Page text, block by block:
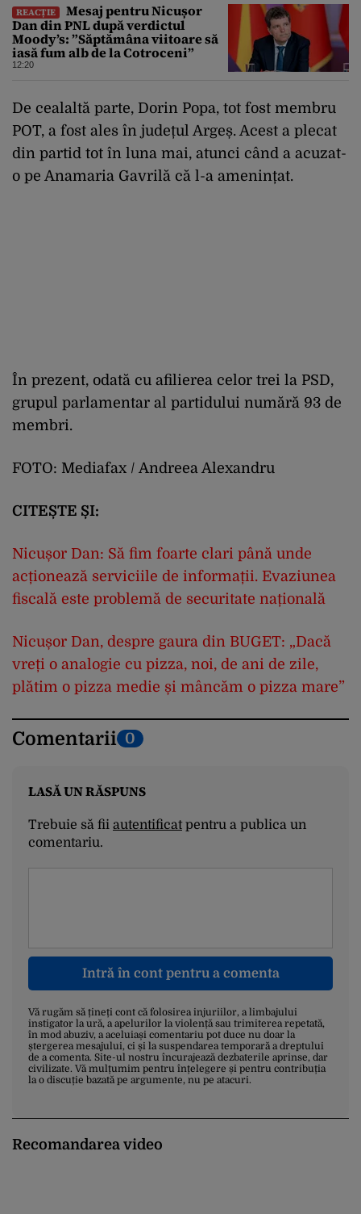
REACȚIE
Mesaj pentru Nicușor
Dan din PNL după verdictul
Moody’s: ”Săptămâna viitoare să
iasă fum alb de la Cotroceni”
12:20
De cealaltă parte, Dorin Popa, tot fost membru
POT, a fost ales în județul Argeș. Acest a plecat
din partid tot în luna mai, atunci când a acuzat-
o pe Anamaria Gavrilă că l-a amenințat.
În prezent, odată cu afilierea celor trei la PSD,
grupul parlamentar al partidului numără 93 de
membri.
FOTO: Mediafax / Andreea Alexandru
CITEȘTE ȘI:
Nicușor Dan: Să fim foarte clari până unde
acționează serviciile de informații. Evaziunea
fiscală este problemă de securitate națională
Nicușor Dan, despre gaura din BUGET: „Dacă
vreți o analogie cu pizza, noi, de ani de zile,
plătim o pizza medie și mâncăm o pizza mare”
Comentarii 0
LASĂ UN RĂSPUNS
Trebuie să fii autentificatpentru a publica un
comentariu.
Intră în cont pentru a comenta
Vă rugăm să țineți cont că folosirea injuriilor, a limbajului
instigator la ură, a apelurilor la violență sau trimiterea repetată,
în mod abuziv, a aceluiași comentariu pot duce nu doar la
ștergerea mesajului, ci și la suspendarea temporară a dreptului
de a comenta. Site-ul nostru încurajează dezbaterile aprinse, dar
civilizate. Vă mulțumim pentru înțelegere și pentru contribuția
la o discuție bazată pe argumente, nu pe atacuri.
Recomandarea video